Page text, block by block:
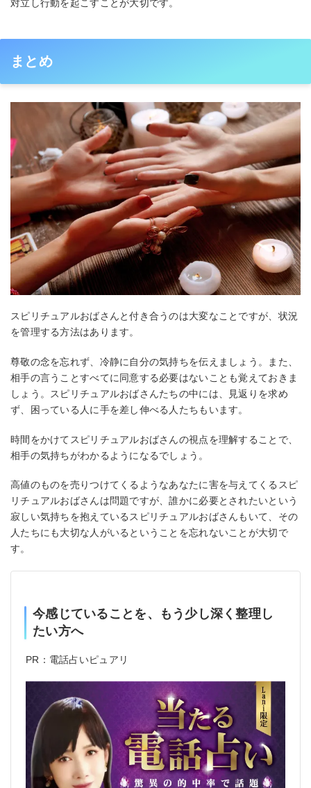
対立し行動を起こすことが大切です。
まとめ
スピリチュアルおばさんと付き合うのは大変なことですが、状況
を管理する方法はあります。
尊敬の念を忘れず、冷静に自分の気持ちを伝えましょう。また、
相手の言うことすべてに同意する必要はないことも覚えておきま
しょう。スピリチュアルおばさんたちの中には、見返りを求め
ず、困っている人に手を差し伸べる人たちもいます。
時間をかけてスピリチュアルおばさんの視点を理解することで、
相手の気持ちがわかるようになるでしょう。
高値のものを売りつけてくるようなあなたに害を与えてくるスピ
リチュアルおばさんは問題ですが、誰かに必要とされたいという
寂しい気持ちを抱えているスピリチュアルおばさんもいて、その
人たちにも大切な人がいるということを忘れないことが大切で
す。
今感じていることを、もう少し深く整理し
たい方へ
PR：電話占いピュアリ